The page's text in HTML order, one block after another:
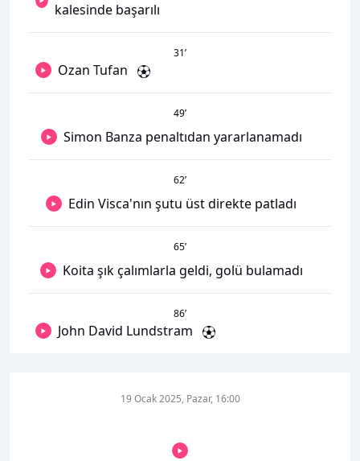
kalesinde başarılı
31’
Ozan Tufan
49’
Simon Banza penaltıdan yararlanamadı
62’
Edin Visca'nın şutu üst direkte patladı
65’
Koita şık çalımlarla geldi, golü bulamadı
86’
John David Lundstram
19 Ocak 2025, Pazar, 16:00